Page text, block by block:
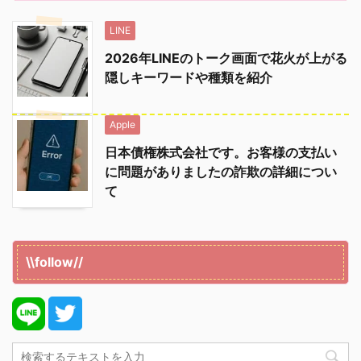
LINE
2026年LINEのトーク画面で花火が上がる
隠しキーワードや種類を紹介
Apple
日本債権株式会社です。お客様の支払い
に問題がありましたの詐欺の詳細につい
て
\\follow//